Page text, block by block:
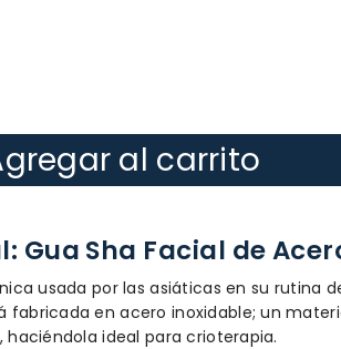
al carrito
Gua Sha Facial de
usada por las asiáticas en su rutina
fabricada en acero inoxidable; un
ideal para crioterapia.